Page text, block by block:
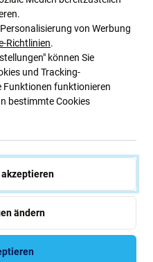
Geräts nachzubilden.
Metallblende /
werden?
oder die Rückscheibe
einem Sturz verbogen,
von Werbung
Richtlinien.
können Sie
und Tracking-
Funktionen funktionieren
bestimmte Cookies
ändern